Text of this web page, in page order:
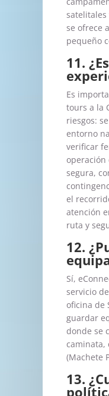
satelitales
se ofrece
pequeño
11.
Es
tours a la
riesgos:
entorno
verificar
operación
segura,
el
atención
ruta y
12.
Sí,
servicio
oficina de
guardar
donde se
caminata,
(Machete
13.